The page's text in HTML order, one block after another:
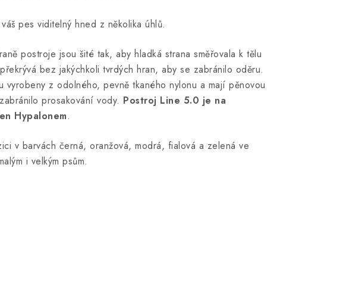
pes viditelný hned z několika úhlů.
postroje jsou šité tak, aby hladká strana směřovala k tělu
bez jakýchkoli tvrdých hran, aby se zabránilo oděru.
z odolného, ​​pevně tkaného nylonu a mají pěnovou
prosakování vody. Postroj Line 5.0 je na
Hypalonem.
v barvách černá, oranžová, modrá, fialová a zelená ve
i velkým psům.